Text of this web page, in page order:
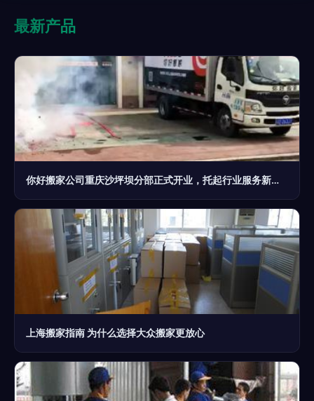
最新产品
你好搬家公司重庆沙坪坝分部正式开业，托起行业服务新起点
上海搬家指南 为什么选择大众搬家更放心